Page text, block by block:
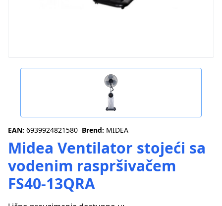
EAN: 6939924821580 Brend: MIDEA
Midea Ventilator stojeći sa
vodenim raspršivačem
FS40-13QRA